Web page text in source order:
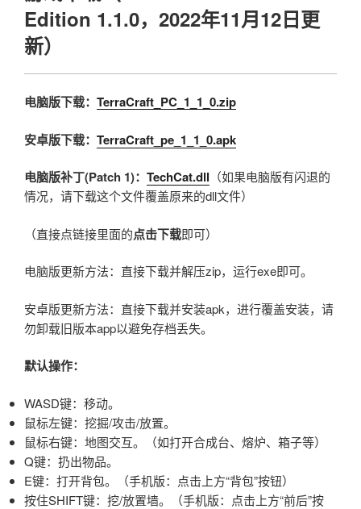
Edition 1.1.0，2022年11月12日更
新）
电脑版下载： TerraCraft_PC_1_1_0.zip
安卓版下载： TerraCraft_pe_1_1_0.apk
电脑版补丁(Patch 1)： TechCat.dll （如果电脑版有闪退的
情况，请下载这个文件覆盖原来的dll文件）
（直接点链接里面的点击下载即可）
电脑版更新方法：直接下载并解压zip，运行exe即可。
安卓版更新方法：直接下载并安装apk，进行覆盖安装，请
勿卸载旧版本app以避免存档丢失。
默认操作：
WASD键：移动。
鼠标左键：挖掘/攻击/放置。
鼠标右键：地图交互。（如打开合成台、熔炉、箱子等）
Q键：扔出物品。
E键：打开背包。（手机版：点击上方“背包”按钮）
按住SHIFT键：挖/放置墙。（手机版：点击上方“前后”按